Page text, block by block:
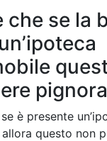
che se la
è presente
allora questo non